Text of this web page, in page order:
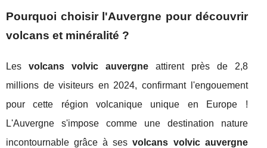
Pourquoi choisir l'Auvergne pour découvrir
volcans et minéralité ?
Les volcans volvic auvergneattirent près de 2,8
millions de visiteurs en 2024, confirmant l'engouement
pour cette région volcanique unique en Europe !
L'Auvergne s'impose comme une destination nature
incontournable grâce à sesvolcans volvic auvergne